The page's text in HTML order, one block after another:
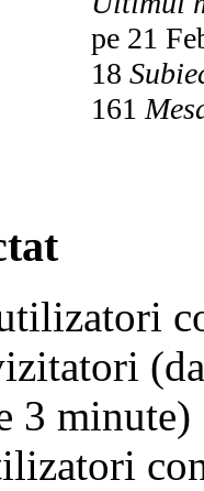
pe 21
18
161
3 minute)